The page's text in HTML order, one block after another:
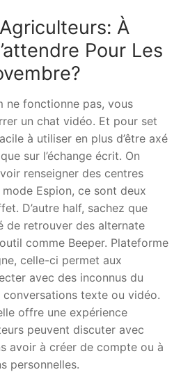
À
Pour Les
ne fonctionne pas, vous
un chat vidéo. Et pour set
à utiliser en plus d’être axé
sur l’échange écrit. On
renseigner des centres
mode Espion, ce sont deux
D’autre half, sachez que
de retrouver des alternate
comme Beeper. Plateforme
celle-ci permet aux
avec des inconnus du
texte ou vidéo.
offre une expérience
peuvent discuter avec
avoir à créer de compte ou à
personnelles.